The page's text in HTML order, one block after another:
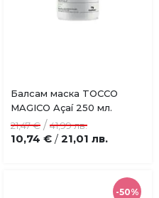
в
Купи
Балсам маска TOCCO
MAGICO Açaí 250 мл.
10,74 € / 21,01 лв.
21,47 € /41,99 лв.
-50%